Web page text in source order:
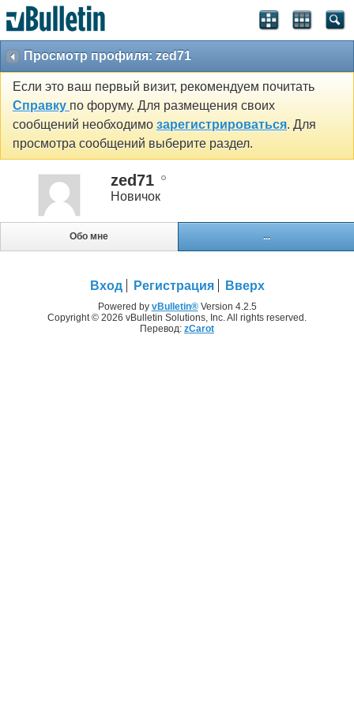
Просмотр профиля: zed71
Если это ваш первый визит, рекомендуем почитать
Справку по форуму. Для размещения своих
сообщений необходимо зарегистрироваться. Для
просмотра сообщений выберите раздел.
zed71
Новичок
Обо мне ...
Вход Регистрация Вверх
Powered by vBulletin®Version 4.2.5
Copyright © 2026 vBulletin Solutions, Inc. All rights reserved.
Перевод: zCarot